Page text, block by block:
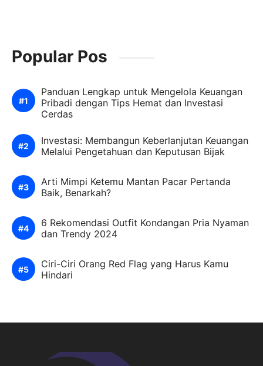
Popular Pos
Panduan Lengkap untuk Mengelola Keuangan
Pribadi dengan Tips Hemat dan Investasi
Cerdas
Investasi: Membangun Keberlanjutan Keuangan
Melalui Pengetahuan dan Keputusan Bijak
Arti Mimpi Ketemu Mantan Pacar Pertanda
Baik, Benarkah?
6 Rekomendasi Outfit Kondangan Pria Nyaman
dan Trendy 2024
Ciri-Ciri Orang Red Flag yang Harus Kamu
Hindari